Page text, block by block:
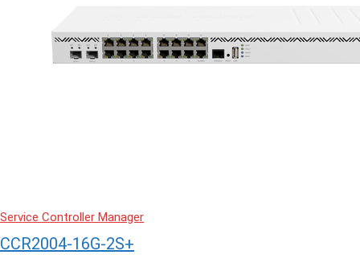
Service Controller Manager
CCR2004-16G-2S+